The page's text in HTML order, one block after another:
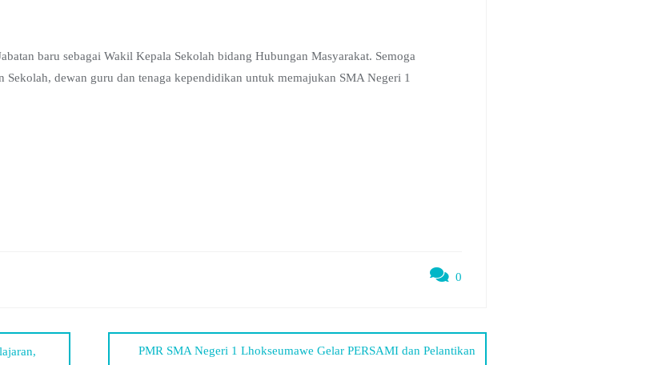
baru sebagai Wakil Kepala Sekolah bidang Hubungan Masyarakat. Semoga
Sekolah, dewan guru dan tenaga kependidikan untuk memajukan SMA Negeri 1
0
PMR SMA Negeri 1 Lhokseumawe Gelar PERSAMI dan Pelantikan